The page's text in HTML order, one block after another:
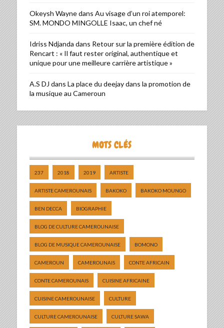
Okeysh Waynedans Au visage d’un roi atemporel:
SM. MONDO MINGOLLE Isaac, un chef né
Idriss Ndjanda dans Retour sur la première édition de
Rencart : « Il faut rester original, authentique et
unique pour une meilleure carrière artistique »
A.S DJ dans La place du deejay dans la promotion de
la musique au Cameroun
MOTS CLÉS
237 2018 2019 ARTISTE
ARTISTE CAMEROUNAIS BAKOKO BAKOKO MOUNGO
BEN DECCA BIOGRAPHIE
BLOG DE CULTURE CAMEROUNAISE
BLOG DE MUSIQUE CAMEROUNAISE BOMONO
CAMEROUN CAMEROUNAIS CONTE AFRICAIN
CONTE CAMEROUNAIS CUISINE AFRICAINE
CUISINE CAMEROUNAISE CULTURE
CULTURE CAMEROUNAISE CULTURE SAWA